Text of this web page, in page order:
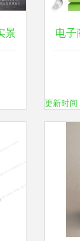
景 电子
更新时